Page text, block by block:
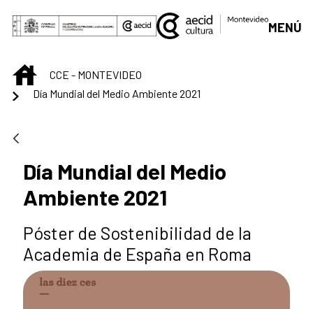
Saut au contenu principal
MENÚ
INICIOCCE - MONTEVIDEO
Día Mundial del Medio Ambiente 2021
Día Mundial del Medio
Ambiente 2021
Póster de Sostenibilidad de la
Academia de España en Roma